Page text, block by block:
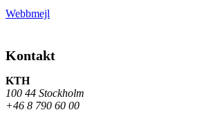
Webbmejl
Kontakt
KTH
100 44 Stockholm
+46 8 790 60 00